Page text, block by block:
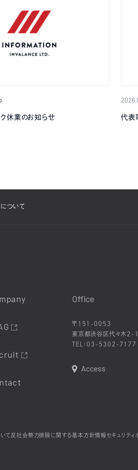
休業のお知らせ 代表
ついて
Office
〒151-0053
東京都渋谷区代々木2-
TEL： 03-5302-7177
Access
て 反社会勢力排除に関する基本方針情報セキュリティ